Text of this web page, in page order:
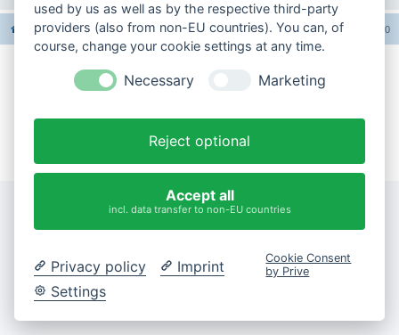
Foren-Übersicht Alle Zeiten sindUTC+02:00
Alle Foren-Cookies löschen
Impressum
Datenschutzerklärung
Cookie-Einstellungen ändern
used by us as well as by the respective third-party
providers (also from non-EU countries). You can, of
course, change your cookie settings at any time.
Necessary Marketing
Reject optional
Accept all
incl. data transfer to non-EU countries
Privacy policy
Imprint
Settings
Cookie Consent
by Prive